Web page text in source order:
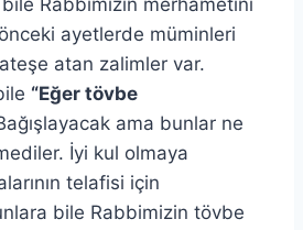
Rabbimizin merhametini
ayetlerde müminleri
atan zalimler var.
“Eğer tövbe
ama bunlar ne
İyi kul olmaya
telafisi için
bile Rabbimizin tövbe